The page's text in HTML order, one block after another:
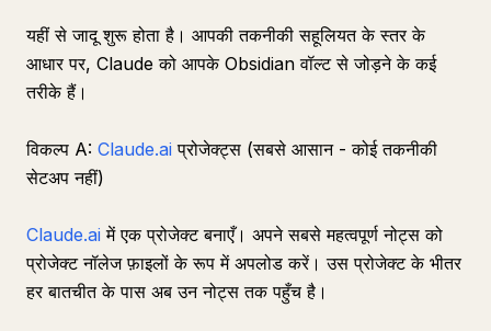
यहीं से जादू शुरू होता है। आपकी तकनीकी सहूलियत के स्तर के
आधार पर, Claude को आपके Obsidian वॉल्ट से जोड़ने के कई
तरीके हैं।
विकल्प A: Claude.ai प्रोजेक्ट्स (सबसे आसान - कोई तकनीकी
सेटअप नहीं)
Claude.ai में एक प्रोजेक्ट बनाएँ। अपने सबसे महत्वपूर्ण नोट्स को
प्रोजेक्ट नॉलेज फ़ाइलों के रूप में अपलोड करें। उस प्रोजेक्ट के भीतर
हर बातचीत के पास अब उन नोट्स तक पहुँच है।